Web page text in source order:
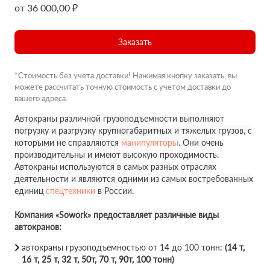
от 36 000,00 ₽
Заказать
*Стоимость без учета доставки! Нажимая кнопку заказать, вы
можете рассчитать точную стоимость с учетом доставки до
вашего адреса.
Автокраны различной грузоподъемности выполняют
погрузку и разгрузку крупногабаритных и тяжелых грузов, с
которыми не справляются манипуляторы. Они очень
производительны и имеют высокую проходимость.
Автокраны используются в самых разных отраслях
деятельности и являются одними из самых востребованных
единиц спецтехники в России.
Компания «Sowork» предоставляет различные виды
автокранов:
автокраны грузоподъемностью от 14 до 100 тонн: (14 т,
16 т, 25 т, 32 т, 50т, 70 т, 90т, 100 тонн)